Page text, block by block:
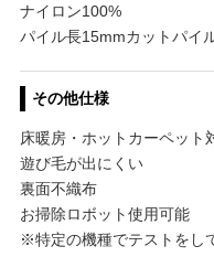
ナイロン100%
パイル長15mmカットパイ
その他仕様
床暖房・ホットカーペット
遊び毛が出にくい
裏面不織布
お掃除ロボット使用可能
※特定の機種でテストをし